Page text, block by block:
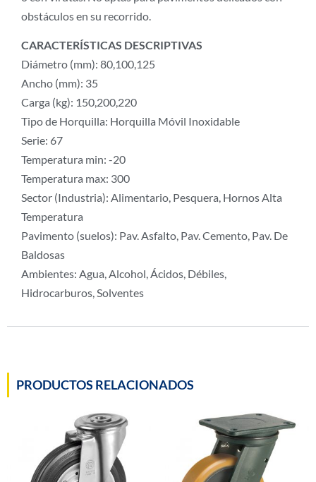
obstáculos en su recorrido.
CARACTERÍSTICAS DESCRIPTIVAS
Diámetro (mm): 80,100,125
Ancho (mm): 35
Carga (kg): 150,200,220
Tipo de Horquilla: Horquilla Móvil Inoxidable
Serie: 67
Temperatura min: -20
Temperatura max: 300
Sector (Industria): Alimentario, Pesquera, Hornos Alta
Temperatura
Pavimento (suelos): Pav. Asfalto, Pav. Cemento, Pav. De
Baldosas
Ambientes: Agua, Alcohol, Ácidos, Débiles,
Hidrocarburos, Solventes
PRODUCTOS RELACIONADOS